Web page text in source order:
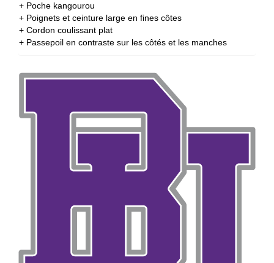
+ Poche kangourou
+ Poignets et ceinture large en fines côtes
+ Cordon coulissant plat
+ Passepoil en contraste sur les côtés et les manches